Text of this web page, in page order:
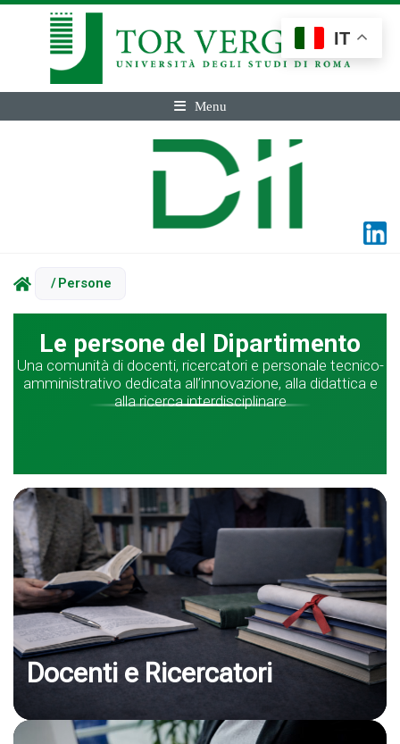
Menu
/Persone
Le persone del Dipartimento
Una comunità di docenti, ricercatori e personale tecnico-
amministrativo dedicata all’innovazione, alla didattica e
alla ricerca interdisciplinare
Docenti e Ricercatori
IT